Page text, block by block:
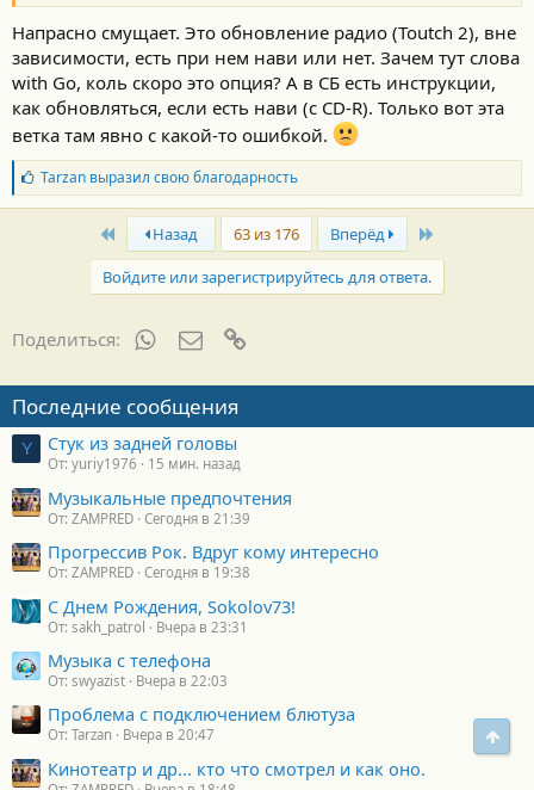
Напрасно смущает. Это обновление радио (Toutch 2), вне
зависимости, есть при нем нави или нет. Зачем тут слова
with Go, коль скоро это опция? А в СБ есть инструкции,
как обновляться, если есть нави (с CD-R). Только вот эта
ветка там явно с какой-то ошибкой.
Б
л
а
о
т
и
:
Tarzanвыразил свою благодарность
First Назад 63 из 176 Вперёд Last
Войдите или зарегистрируйтесь для ответа.
Поделиться: WhatsAppЭлектронная почта
Последние сообщения
Y Стук из задней головы
От: yuriy1976 15 мин. назад
Музыкальные предпочтения
От: ZAMPRED Сегодня в 21:39
Прогрессив Рок. Вдруг кому интересно
От: ZAMPRED Сегодня в 19:38
С Днем Рождения, Sokolov73!
От: sakh_patrol Вчера в 23:31
Музыка с телефона
От: swyazist Вчера в 22:03
Проблема с подключением блютуза
От: Tarzan Вчера в 20:47
Кинотеатр и др... кто что смотрел и как оно.